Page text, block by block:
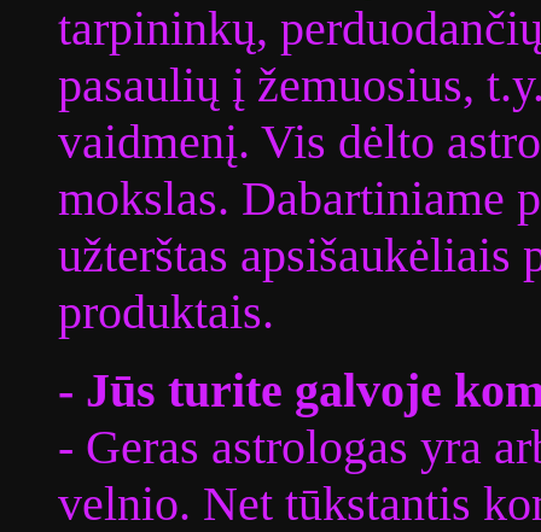
tarpininkų,
pasaulių į žemuosius,
vaidmenį. Vis dėlto
mokslas. Dabartiniame
užterštas
produktais.
- Jūs turite galvoje
- Geras astrologas yra
velnio. Net tūkstantis